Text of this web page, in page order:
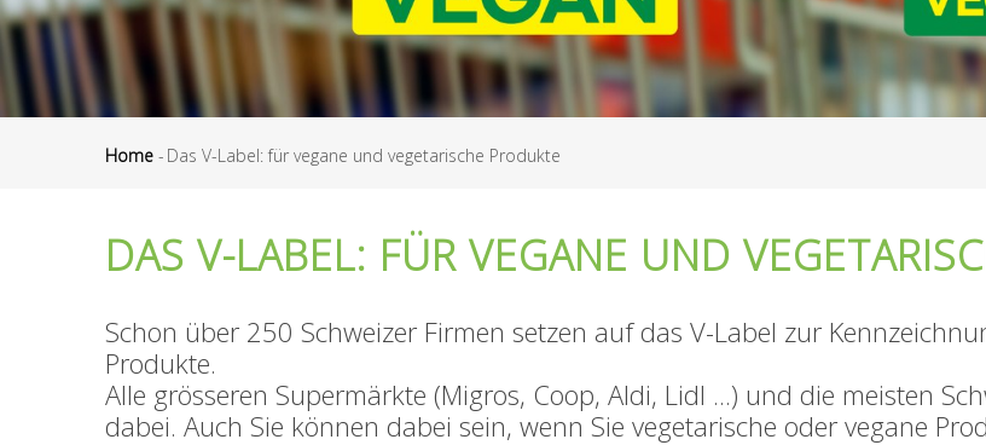
Home - Das V-Label: für vegane und vegetarische Produkte
DAS V-LABEL: FÜR VEGANE UND
Schon über 250 Schweizer Firmen setzen auf das V-Label zur
Produkte.
Alle grösseren Supermärkte (Migros, Coop, Aldi, Lidl ...) und die meisten
dabei. Auch Sie können dabei sein, wenn Sie vegetarische oder vegane